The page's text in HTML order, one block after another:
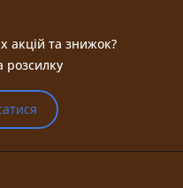
акцій та знижок?
розсилку